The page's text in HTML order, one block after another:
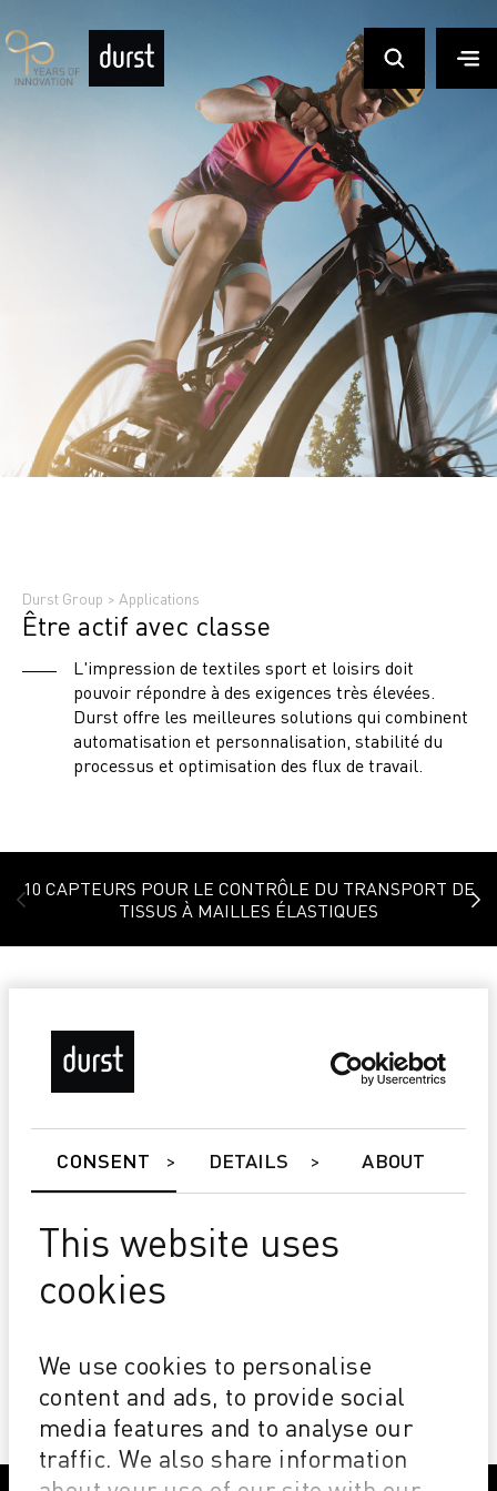
CONSENT DETAILS ABOUT
This website uses
cookies
We use cookies to personalise
content and ads, to provide social
media features and to analyse our
traffic. We also share information
Durst Group > Applications
Être actif avec classe
L'impression de textiles sport et loisirs doit
pouvoir répondre à des exigences très élevées.
Durst offre les meilleures solutions qui combinent
automatisation et personnalisation, stabilité du
processus et optimisation des flux de travail.
10 CAPTEURS POUR LE CONTRÔLE DU TRANSPORT DE
TISSUS À MAILLES ÉLASTIQUES
Alpha DyeSub Edition
Très grand gamut de couleur